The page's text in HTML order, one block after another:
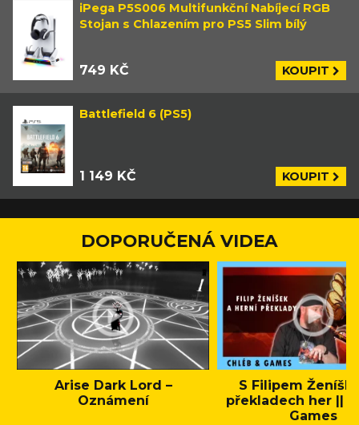
iPega P5S006 Multifunkční Nabíjecí RGB
Stojan s Chlazením pro PS5 Slim bílý
749 KČ KOUPIT
Battlefield 6 (PS5)
1 149 KČ KOUPIT
DOPORUČENÁ VIDEA
Arise Dark Lord –
Oznámení
S Filipem
překladech her ||
Games